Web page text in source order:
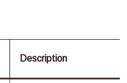
Description